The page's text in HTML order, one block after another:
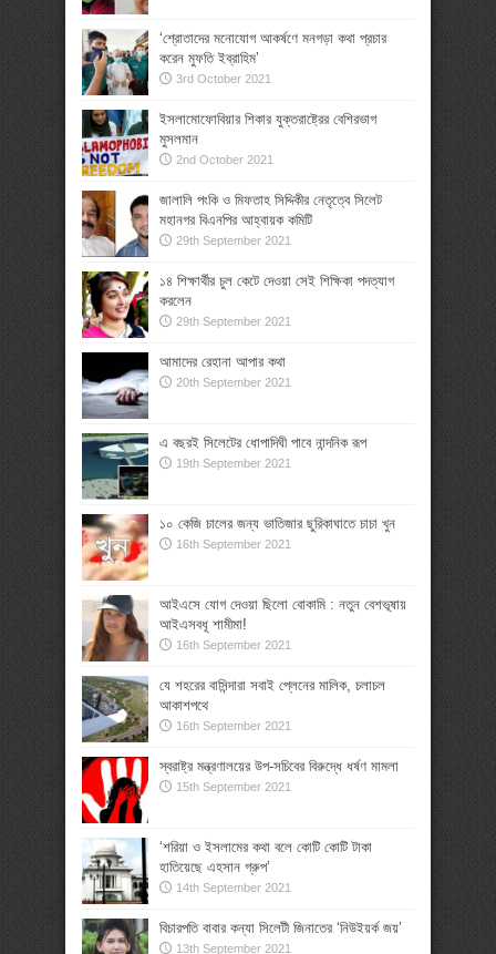
‘শ্রোতাদের মনোযোগ আকর্ষণে মনগড়া কথা প্রচার
করেন মুফতি ইব্রাহিম’
3rd October 2021
ইসলামোফোবিয়ার শিকার যুক্তরাষ্ট্রের বেশিরভাগ
মুসলমান
2nd October 2021
জালালি পংকি ও মিফতাহ সিদ্দিকীর নেতৃত্বে সিলেট
মহানগর বিএনপির আহ্বায়ক কমিটি
29th September 2021
১৪ শিক্ষার্থীর চুল কেটে দেওয়া সেই শিক্ষিকা পদত্যাগ
করলেন
29th September 2021
আমাদের রেহানা আপার কথা
20th September 2021
এ বছরই সিলেটের ধোপাদিঘী পাবে নান্দনিক রূপ
19th September 2021
১০ কেজি চালের জন্য ভাতিজার ছুরিকাঘাতে চাচা খুন
16th September 2021
আইএসে যোগ দেওয়া ছিলো বোকামি : নতুন বেশভূষায়
আইএসবধূ শামীমা!
16th September 2021
যে শহরের বাসিন্দারা সবাই প্লেনের মালিক, চলাচল
আকাশপথে
16th September 2021
স্বরাষ্ট্র মন্ত্রণালয়ের উপ-সচিবের বিরুদ্ধে ধর্ষণ মামলা
15th September 2021
‘শরিয়া ও ইসলামের কথা বলে কোটি কোটি টাকা
হাতিয়েছে এহসান গ্রুপ’
14th September 2021
বিচারপতি বাবার কন্যা সিলেটী জিনাতের ‘নিউইয়র্ক জয়’
13th September 2021